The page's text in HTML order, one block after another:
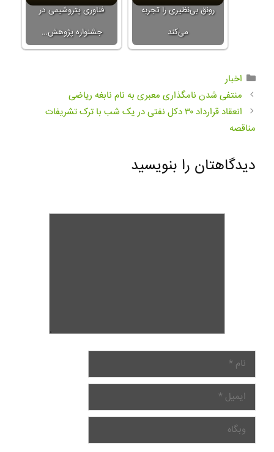
فناوری پتروشیمی در
جشنواره پژوهش…
رونق بی‌نظیری را تجربه
می‌کند
اخبار
منتفی شدن نامگذاری معبری به نام نابغه ریاضی
انعقاد قرارداد ۳۰ دکل نفتی در یک شب با ترک تشریفات
مناقصه
دیدگاهتان را بنویسید